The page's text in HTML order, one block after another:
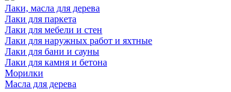
Лаки, масла для дерева
Лаки для паркета
Лаки для мебели и стен
Лаки для наружных работ и яхтные
Лаки для бани и сауны
Лаки для камня и бетона
Морилки
Масла для дерева